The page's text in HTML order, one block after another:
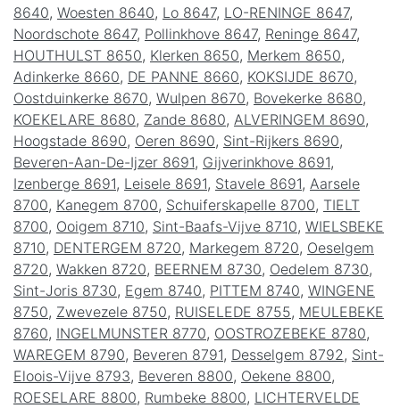
8640, Woesten 8640, Lo 8647, LO-RENINGE 8647,
Noordschote 8647, Pollinkhove 8647, Reninge 8647,
HOUTHULST 8650, Klerken 8650, Merkem 8650,
Adinkerke 8660, DE PANNE 8660, KOKSIJDE 8670,
Oostduinkerke 8670, Wulpen 8670, Bovekerke 8680,
KOEKELARE 8680, Zande 8680, ALVERINGEM 8690,
Hoogstade 8690, Oeren 8690, Sint-Rijkers 8690,
Beveren-Aan-De-Ijzer 8691, Gijverinkhove 8691,
Izenberge 8691, Leisele 8691, Stavele 8691, Aarsele
8700, Kanegem 8700, Schuiferskapelle 8700, TIELT
8700, Ooigem 8710, Sint-Baafs-Vijve 8710, WIELSBEKE
8710, DENTERGEM 8720, Markegem 8720, Oeselgem
8720, Wakken 8720, BEERNEM 8730, Oedelem 8730,
Sint-Joris 8730, Egem 8740, PITTEM 8740, WINGENE
8750, Zwevezele 8750, RUISELEDE 8755, MEULEBEKE
8760, INGELMUNSTER 8770, OOSTROZEBEKE 8780,
WAREGEM 8790, Beveren 8791, Desselgem 8792 , Sint-
Eloois-Vijve 8793, Beveren 8800, Oekene 8800,
ROESELARE 8800, Rumbeke 8800, LICHTERVELDE